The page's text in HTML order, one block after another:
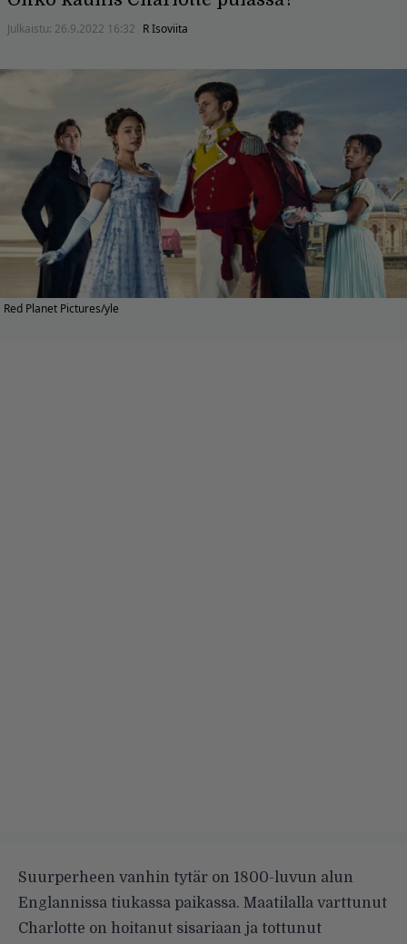
Julkaistu: 26.9.2022 16:32 R Isoviita
Red Planet Pictures/yle
Suurperheen vanhin tytär on 1800-luvun alun
Englannissa tiukassa paikassa. Maatilalla varttunut
Charlotte on hoitanut sisariaan ja tottunut